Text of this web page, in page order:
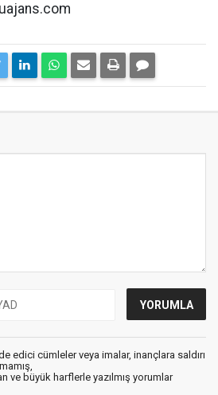
edici cümleler veya imalar, inançlara saldırı
ve büyük harflerle yazılmış yorumlar